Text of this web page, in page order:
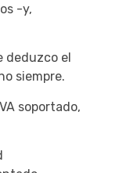
-y,
deduzco el
siempre.
soportado,